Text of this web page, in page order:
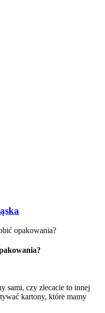
opakowania?
sami, czy zlecacie to innej
kartony, które mamy